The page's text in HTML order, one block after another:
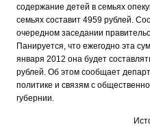
содержание детей в семьях
семьях составит 4959 рублей.
очередном заседании
Панируется, что ежегодно эта
января 2012 она будет
рублей. Об этом сообщает
политике и связям с
губернии.